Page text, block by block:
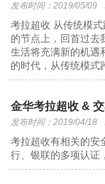
发布时间：2019/05/09
考拉超收 从传统模
的节点上，回首过去
生活将充满新的机遇
的时代，从传统模式
金华考拉超收 &
发布时间：2019/04/18
考拉超收有相关的安
行、银联的多项认证